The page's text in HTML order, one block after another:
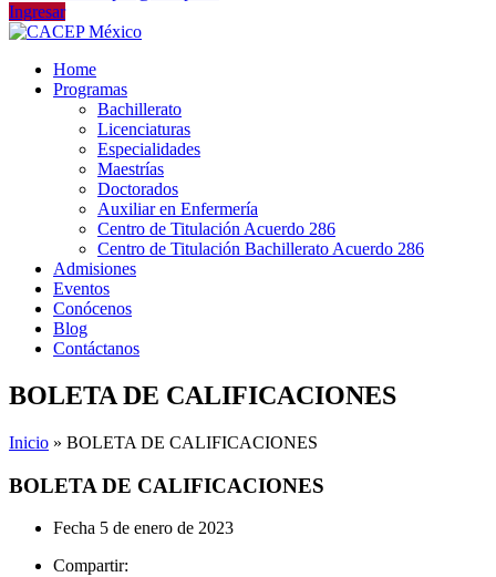
Ingresar
Home
Programas
Bachillerato
Licenciaturas
Especialidades
Maestrías
Doctorados
Auxiliar en Enfermería
Centro de Titulación Acuerdo 286
Centro de Titulación Bachillerato Acuerdo 286
Admisiones
Eventos
Conócenos
Blog
Contáctanos
BOLETA DE CALIFICACIONES
Inicio » BOLETA DE CALIFICACIONES
BOLETA DE CALIFICACIONES
Fecha 5 de enero de 2023
Compartir: